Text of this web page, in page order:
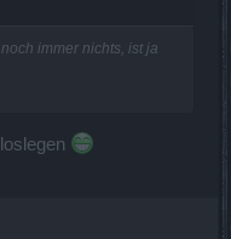
immer nichts, ist ja